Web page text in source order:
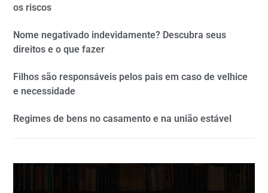
os riscos
Nome negativado indevidamente? Descubra seus
direitos e o que fazer
Filhos são responsáveis pelos pais em caso de velhice
e necessidade
Regimes de bens no casamento e na união estável